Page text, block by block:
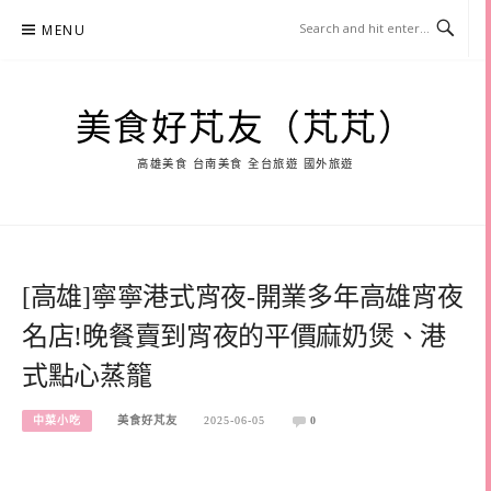
MENU
美食好芃友（芃芃）
高雄美食 台南美食 全台旅遊 國外旅遊
[高雄]寧寧港式宵夜-開業多年高雄宵夜
名店!晚餐賣到宵夜的平價麻奶煲、港
式點心蒸籠
中菜小吃 美食好芃友 2025-06-05 0